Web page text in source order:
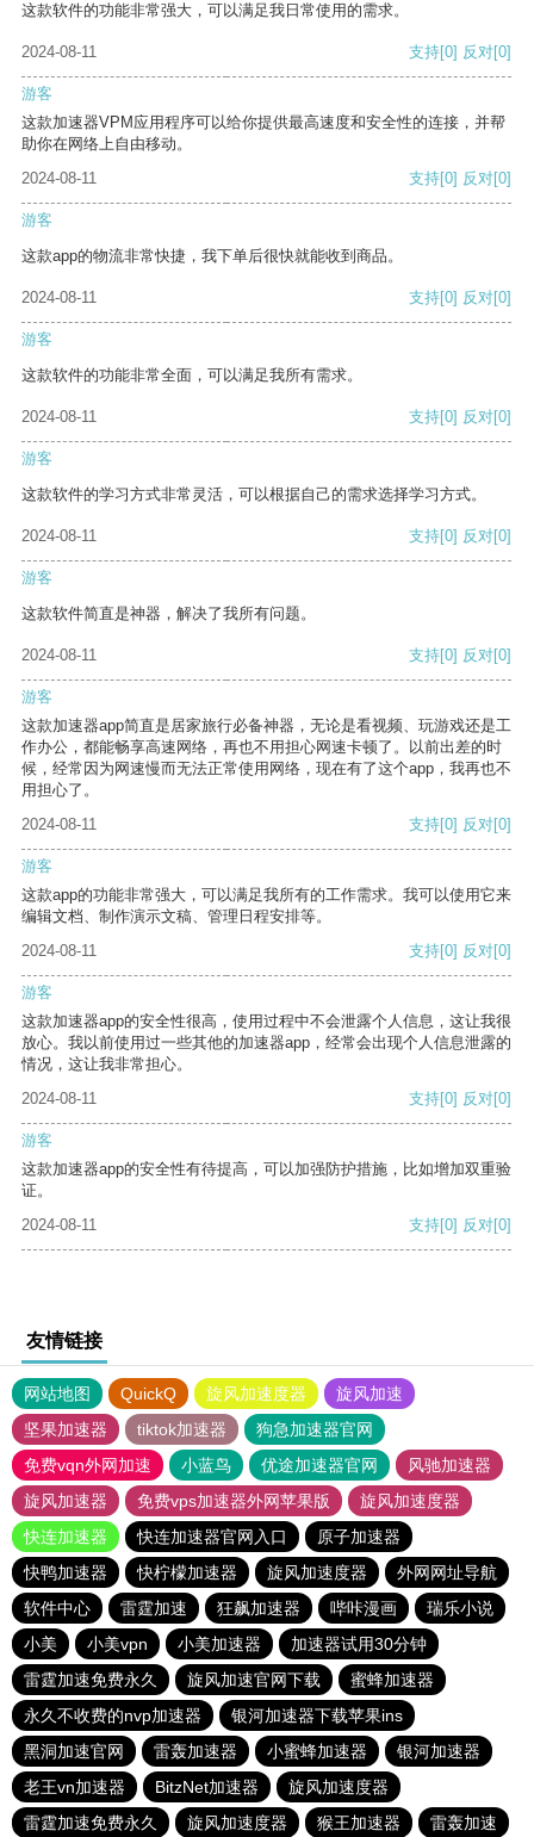
这款软件的功能非常强大，可以满足我日常使用的需求。
2024-08-11 支持[0] 反对[0]
游客
这款加速器VPM应用程序可以给你提供最高速度和安全性的连接，并帮
助你在网络上自由移动。
2024-08-11
支持[0] 反对[0]
游客
这款app的物流非常快捷，我下单后很快就能收到商品。
2024-08-11 支持[0] 反对[0]
游客
这款软件的功能非常全面，可以满足我所有需求。
2024-08-11 支持[0] 反对[0]
游客
这款软件的学习方式非常灵活，可以根据自己的需求选择学习方式。
2024-08-11 支持[0] 反对[0]
游客
这款软件简直是神器，解决了我所有问题。
2024-08-11 支持[0] 反对[0]
游客
这款加速器app简直是居家旅行必备神器，无论是看视频、玩游戏还是工
作办公，都能畅享高速网络，再也不用担心网速卡顿了。以前出差的时
候，经常因为网速慢而无法正常使用网络，现在有了这个app，我再也不
用担心了。
2024-08-11
支持[0] 反对[0]
游客
这款app的功能非常强大，可以满足我所有的工作需求。我可以使用它来
编辑文档、制作演示文稿、管理日程安排等。
2024-08-11
支持[0] 反对[0]
游客
这款加速器app的安全性很高，使用过程中不会泄露个人信息，这让我很
放心。我以前使用过一些其他的加速器app，经常会出现个人信息泄露的
情况，这让我非常担心。
2024-08-11
支持[0] 反对[0]
游客
这款加速器app的安全性有待提高，可以加强防护措施，比如增加双重验
证。
2024-08-11
支持[0] 反对[0]
友情链接
网站地图 QuickQ 旋风加速度器
旋风加速
坚果加速器
tiktok加速器
狗急加速器官网
免费vqn外网加速
小蓝鸟 优途加速器官网
风驰加速器
旋风加速器
免费vps加速器外网苹果版
旋风加速度器
快连加速器
快连加速器官网入口
原子加速器
快鸭加速器
快柠檬加速器 旋风加速度器
外网网址导航
软件中心
雷霆加速 狂飙加速器 哔咔漫画
瑞乐小说
小美
小美vpn 小美加速器
加速器试用30分钟
雷霆加速免费永久
旋风加速官网下载
蜜蜂加速器
永久不收费的nvp加速器
银河加速器下载苹果ins
黑洞加速官网
雷轰加速器 小蜜蜂加速器
银河加速器
老王vn加速器
BitzNet加速器
旋风加速度器
雷霆加速免费永久
旋风加速度器 猴王加速器 雷轰加速